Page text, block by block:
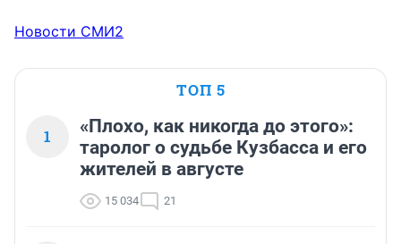
Новости СМИ2
ТОП 5
1
«Плохо, как никогда до этого»:
таролог о судьбе Кузбасса и его
жителей в августе
15 034 21